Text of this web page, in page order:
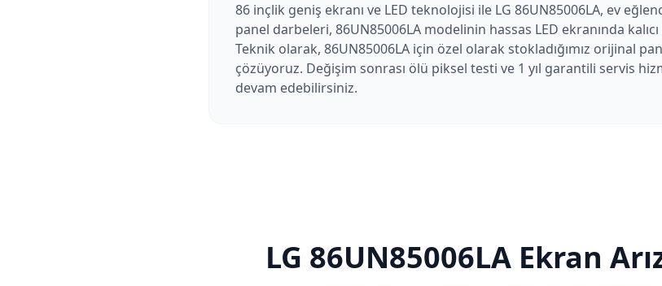
86 inçlik geniş ekranı ve LED teknolojisi ile LG 86UN85006LA, ev
panel darbeleri, 86UN85006LA modelinin hassas LED ekranında
Teknik olarak, 86UN85006LA için özel olarak stokladığımız orijinal
çözüyoruz. Değişim sonrası ölü piksel testi ve 1 yıl garantili servis
devam edebilirsiniz.
LG 86UN85006LAEkran